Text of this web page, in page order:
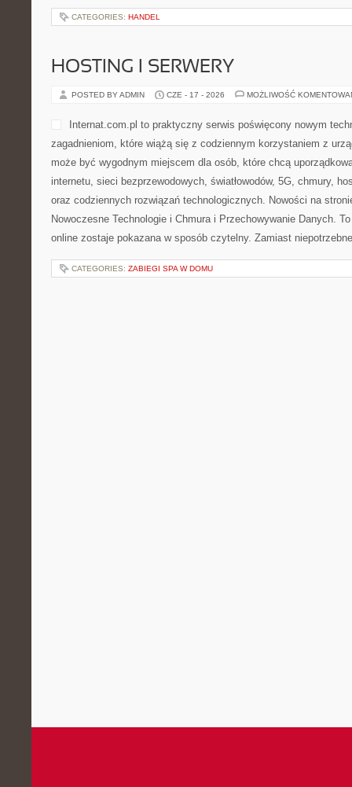
CATEGORIES: HANDEL
HOSTING I SERWERY
POSTED BY ADMIN CZE - 17 - 2026 MOŻLIWOŚĆ
Internat.com.pl to praktyczny serwis poświęcony nowym
zagadnieniom, które wiążą się z codziennym korzystaniem z
może być wygodnym miejscem dla osób, które chcą
internetu, sieci bezprzewodowych, światłowodów, 5G, chmury,
oraz codziennych rozwiązań technologicznych. Nowości na
Nowoczesne Technologie i Chmura i Przechowywanie Danych.
online zostaje pokazana w sposób czytelny. Zamiast
CATEGORIES: ZABIEGI SPA W DOMU